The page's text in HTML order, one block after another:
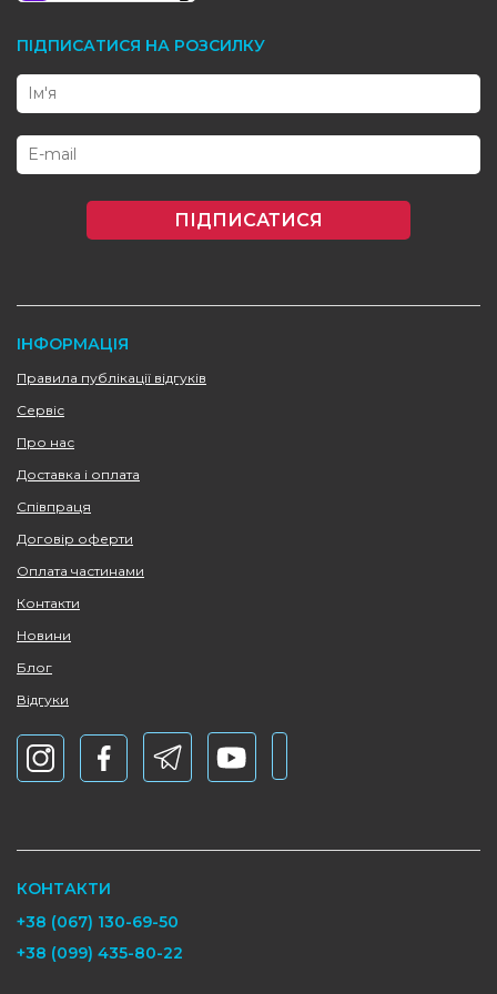
ПІДПИСАТИСЯ НА РОЗСИЛКУ
ПІДПИСАТИСЯ
ІНФОРМАЦІЯ
Правила публікації відгуків
Сервіс
Про нас
Доставка і оплата
Співпраця
Договір оферти
Оплата частинами
Контакти
Новини
Блог
Відгуки
КОНТАКТИ
+38 (067) 130-69-50
+38 (099) 435-80-22